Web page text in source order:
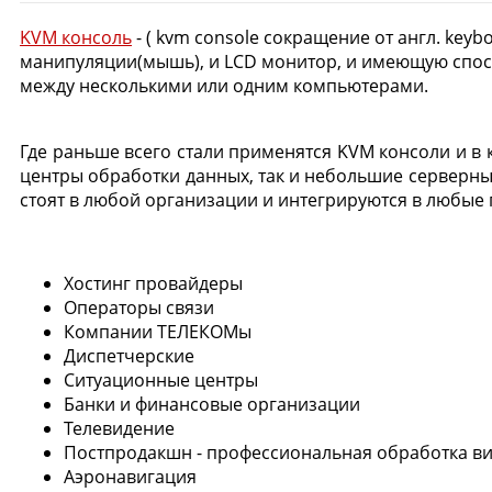
KVM консоль- ( kvm console сокращение от англ.
манипуляции(мышь), и LCD монитор, и имеющую
между несколькими или одним компьютерами.
Где раньше всего стали применятся KVM консоли и
центры обработки данных, так и небольшие
стоят в любой организации и интегрируются в
Хостинг провайдеры
Операторы связи
Компании ТЕЛЕКОМы
Диспетчерские
Ситуационные центры
Банки и финансовые организации
Телевидение
Постпродакшн - профессиональная обработка
Аэронавигация